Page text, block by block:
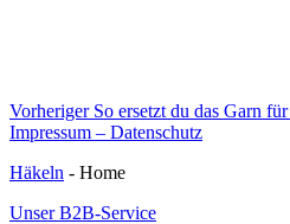
Beitragsnavigation
Vorheriger Vorheriger
Beitrag:
So ersetzt du das Garn
Impressum – Datenschutz
Häkeln - Home
Unser B2B-Service